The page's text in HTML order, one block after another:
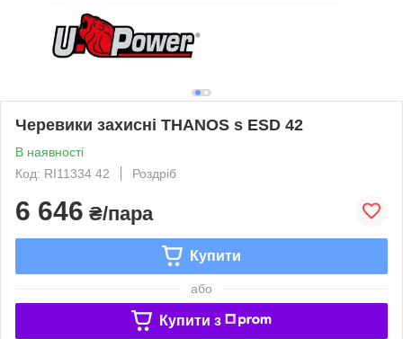
Черевики захисні THANOS s ESD 42
В наявності
Код: RI11334 42
Роздріб
6 646 ₴/пара
Купити
або
Купити з